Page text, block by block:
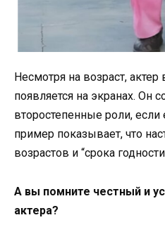
Несмотря на возраст,
появляется на экранах. Он
второстепенные роли, если
пример показывает, что
возрастов и “срока
А вы помните честный и
актера?